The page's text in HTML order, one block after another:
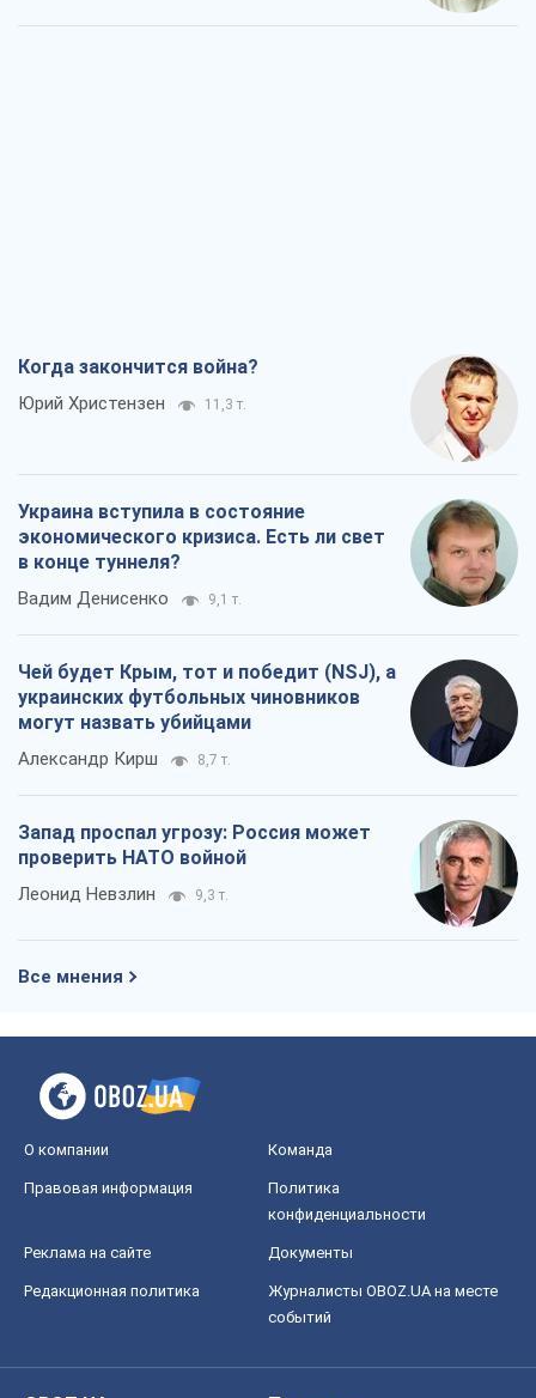
Когда закончится война?
Юрий Христензен 11,3 т.
Украина вступила в состояние
экономического кризиса. Есть ли свет
в конце туннеля?
Вадим Денисенко 9,1 т.
Чей будет Крым, тот и победит (NSJ), а
украинских футбольных чиновников
могут назвать убийцами
Александр Кирш 8,7 т.
Запад проспал угрозу: Россия может
проверить НАТО войной
Леонид Невзлин 9,3 т.
Все мнения
О компании Команда
Правовая информация
Политика
конфиденциальности
Реклама на сайте Документы
Редакционная политика
Журналисты OBOZ.UA на месте
событий